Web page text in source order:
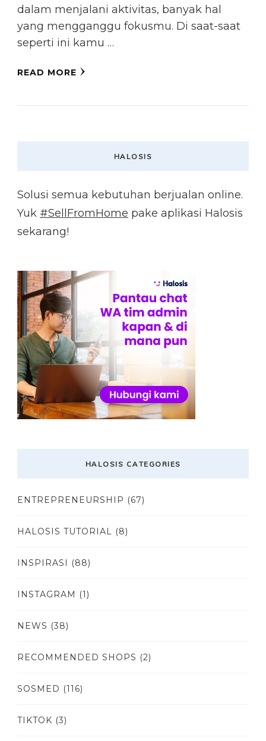
dalam menjalani aktivitas, banyak hal
yang mengganggu fokusmu. Di saat-saat
seperti ini kamu …
READ MORE
HALOSIS
Solusi semua kebutuhan berjualan online.
Yuk #SellFromHome pake aplikasi Halosis
sekarang!
HALOSIS CATEGORIES
ENTREPRENEURSHIP (67)
HALOSIS TUTORIAL (8)
INSPIRASI (88)
INSTAGRAM (1)
NEWS (38)
RECOMMENDED SHOPS (2)
SOSMED (116)
TIKTOK (3)